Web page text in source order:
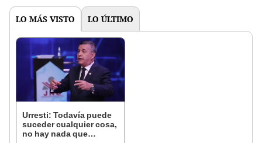
LO MÁS VISTO LO ÚLTIMO
Urresti: Todavía puede
suceder cualquier cosa,
no hay nada que